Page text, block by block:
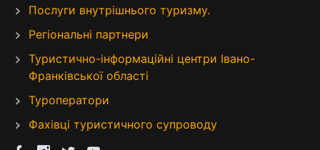
Послуги внутрішнього туризму.
Регіональні партнери
Туристично-інформаційні центри Івано-
Франківської області
Туроператори
Фахівці туристичного супроводу